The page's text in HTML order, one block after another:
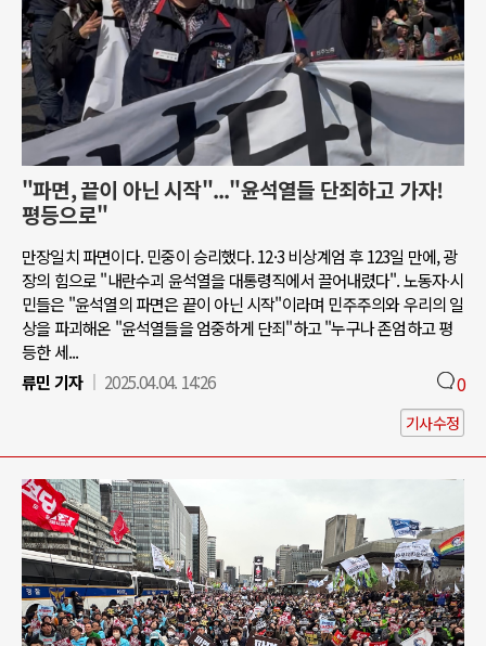
"파면, 끝이 아닌 시작"..."윤석열들 단죄하고 가자!
평등으로"
만장일치 파면이다. 민중이 승리했다. 12·3 비상계엄 후 123일 만에, 광
장의 힘으로 "내란수괴 윤석열을 대통령직에서 끌어내렸다". 노동자∙시
민들은 "윤석열의 파면은 끝이 아닌 시작"이라며 민주주의와 우리의 일
상을 파괴해온 "윤석열들을 엄중하게 단죄"하고 "누구나 존엄하고 평
등한 세...
류민 기자
2025.04.04. 14:26 0
기사수정